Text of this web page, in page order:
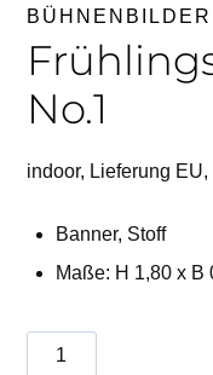
BÜHNENBILDER
No.1
indoor, Lieferung
Banner, Stoff
Maße: H 1,80 x B
Frühlings-